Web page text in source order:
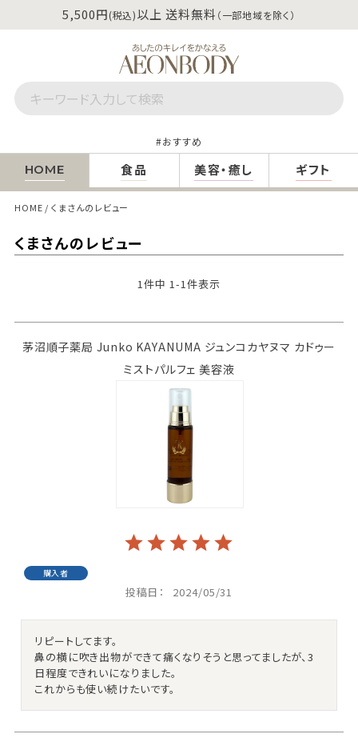
5,500円(税込)以上 送料無料 （一部地域を除く）
おすすめ
HOME 食品 美容・癒し ギフト
HOME くまさんのレビュー
くまさんのレビュー
1件中 1 -1 件表示
茅沼順子薬局 Junko KAYANUMA ジュンコカヤヌマ カドゥー
ミストパルフェ 美容液
購入者
投稿日 2024/05/31
リピートしてます。
鼻の横に吹き出物ができて痛くなりそうと思ってましたが、3
日程度できれいになりました。